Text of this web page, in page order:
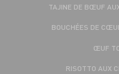
TAJINE DE BŒUF
BOUCHÉES DE
ŒUF
RISOTTO AUX